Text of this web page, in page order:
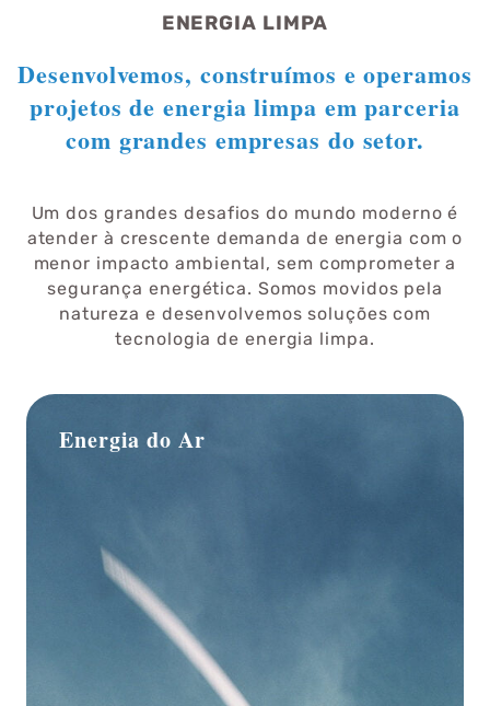
ENERGIA LIMPA
Desenvolvemos, construímos e operamos
projetos de energia limpa em parceria
com grandes empresas do setor.
Um dos grandes desafios do mundo moderno é
atender à crescente demanda de energia com o
menor impacto ambiental, sem comprometer a
segurança energética. Somos movidos pela
natureza e desenvolvemos soluções com
tecnologia de energia limpa.
Energia do Ar